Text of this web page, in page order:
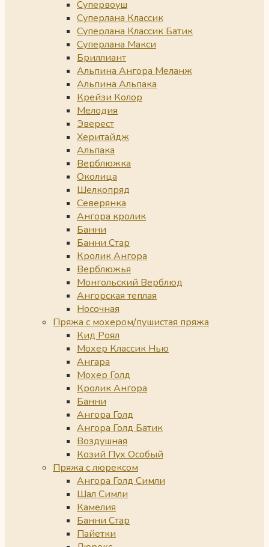
Супервоуш
Суперлана Классик
Суперлана Классик Батик
Суперлана Макси
Бриллиант
Альпина Ангора Меланж
Альпина Альпака
Крейзи Колор
Мелодия
Эверест
Херитайдж
Альпака
Верблюжка
Околица
Шелкопряд
Северянка
Ангора кролик
Банни
Банни Стар
Кролик Ангора
Верблюжья
Монгольский Верблюд
Ангорская теплая
Носочная
Пряжа с мохером/пушистая пряжа
Кид Роял
Мохер Классик Нью
Ангара
Мохер Голд
Кролик Ангора
Банни
Ангора Голд
Ангора Голд Батик
Воздушная
Козий Пух Особый
Пряжа с люрексом
Ангора Голд Симли
Шал Симли
Камелия
Банни Стар
Пайетки